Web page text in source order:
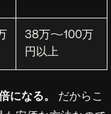
38万〜100万
円以上
になる。
だからこ